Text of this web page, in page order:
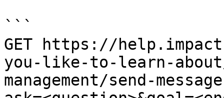
```
GET https://
you-like-to-learn-
management/send-